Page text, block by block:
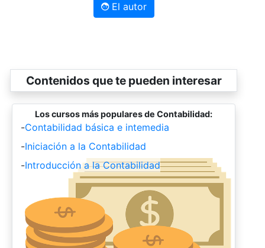
El autor
Contenidos que te pueden interesar
Los cursos más populares de Contabilidad:
-Contabilidad básica e intemedia
-Iniciación a la Contabilidad
-Introducción a la Contabilidad